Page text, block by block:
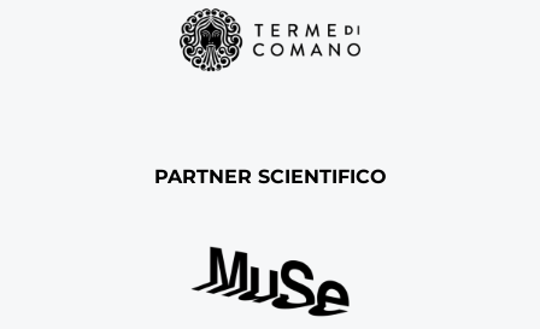
PARTNER SCIENTIFICO